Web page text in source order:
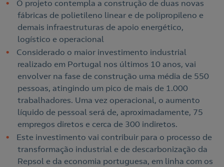
O projeto contempla a construção de duas novas
fábricas de polietileno linear e de polipropileno e
demais infraestruturas de apoio energético,
logístico e operacional
Considerado o maior investimento industrial
realizado em Portugal nos últimos 10 anos, vai
envolver na fase de construção uma média de 550
pessoas, atingindo um pico de mais de 1.000
trabalhadores. Uma vez operacional, o aumento
líquido de pessoal será de, aproximadamente, 75
empregos diretos e cerca de 300 indiretos.
Este investimento vai contribuir para o processo de
transformação industrial e de descarbonização da
Repsol e da economia portuguesa, em linha com os